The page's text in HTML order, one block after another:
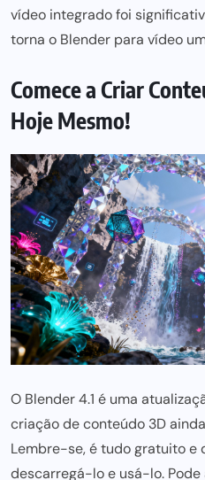
vídeo integrado foi
torna o Blender para vídeo
Comece a Criar
Hoje Mesmo!
O Blender 4.1 é uma
criação de conteúdo 3D
Lembre-se, é tudo gratuito e
descarregá-lo e usá-lo. Pode